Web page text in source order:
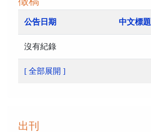
公告日期 中文標題
沒有紀錄
[ 全部展開 ]
出刊